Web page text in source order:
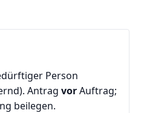
Person
Antrag vorAuftrag;
beilegen.